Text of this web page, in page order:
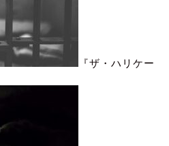
『ザ・ハリケー